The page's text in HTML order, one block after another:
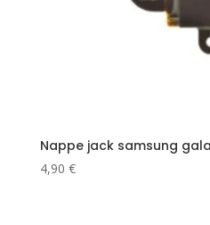
Nappe jack samsung
4,90 €